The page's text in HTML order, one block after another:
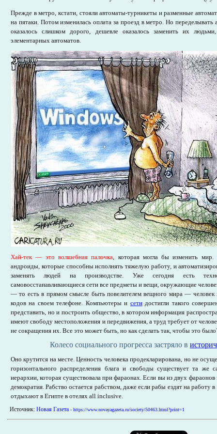
Прежде в метро, кстати, стояли автоматы-турникеты и разменные
на пятаки. Потом изменилась оплата за проезд в метро. Но
оказалось слишком дорого, дешевле оказалось заменить их
элементарных автоматов.
Хай-тек — это волшебная палочка, которая могла бы изменить
андроиды, которые способны исполнять тяжелую работу, и
заменять людей на производстве. Уже сегодня есть
самовосстанавливающиеся сети все предметы и вещи, окружающие
— то есть в прямом смысле быть повелителем вещного мира — человек
кодов на своем телефоне. Компьютеры и сетидостигли такого
представить, но и построить общество, в котором информация
имеют свободу местоположения и передвижения, а труд требует от
не сокращения их. Все это может быть, но как сделать так, чтобы это
Колесо социального прогресса застряло в
Оно крутится на месте. Ценность человека продекларирована, но не
горизонтального распределения блага и свободы существует та же
иерархии, которая существовала при фараонах. Если вы из двух
демократия. Рабство остается рабством, даже если рабы ездят на работу
отдыхают в Египте в отелях all inclusive.
Источник: Новая Газета - https://www.novayagazeta.ru/society/50463.html?print=1